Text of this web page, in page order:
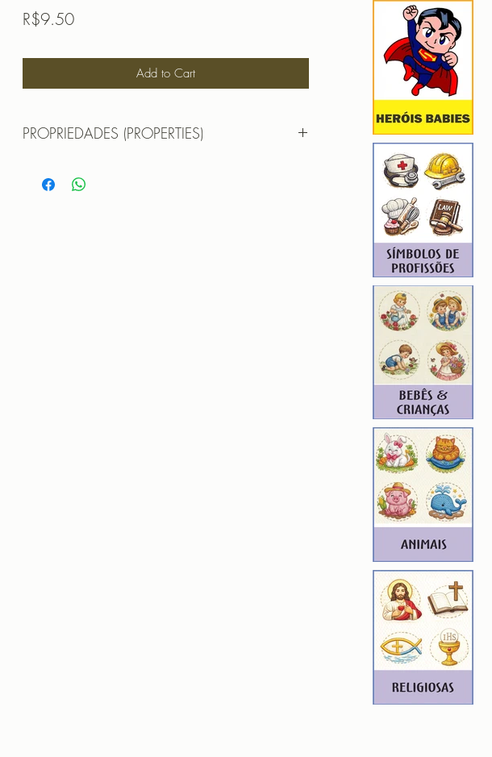
R$9.50Price
Add to Cart
PROPRIEDADES (PROPERTIES)
PONTOS (STITCHES): 5382